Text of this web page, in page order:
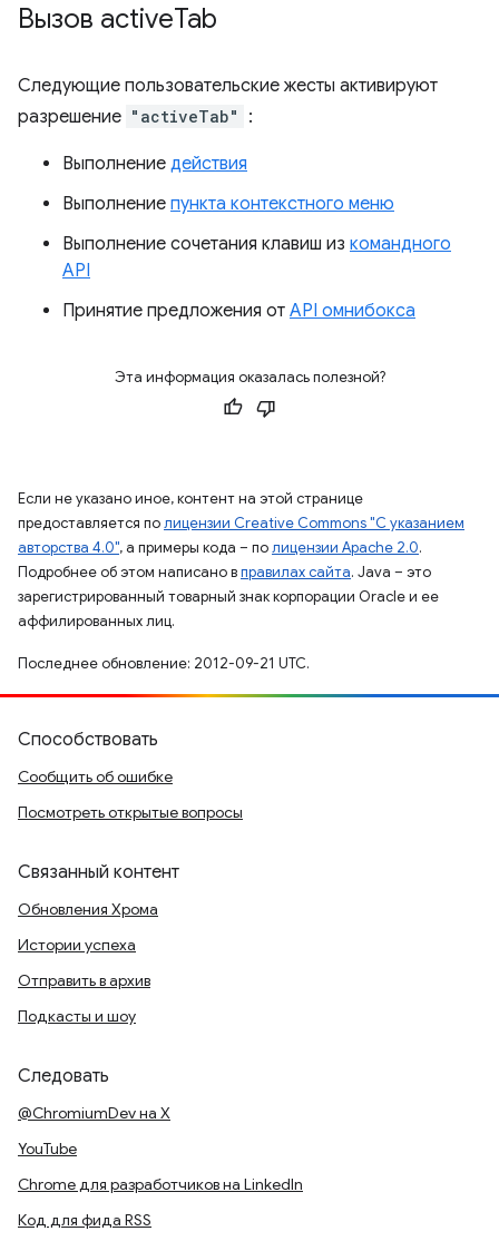
Вызов activeTab
Следующие пользовательские жесты активируют
разрешение "activeTab" :
Выполнение действия
Выполнение пункта контекстного меню
Выполнение сочетания клавиш из командного
API
Принятие предложения от API омнибокса
Эта информация оказалась полезной?
Если не указано иное, контент на этой странице
предоставляется полицензии Creative Commons "С указанием
авторства 4.0", а примеры кода – полицензии Apache 2.0.
Подробнее об этом написано вправилах сайта. Java – это
зарегистрированный товарный знак корпорации Oracle и ее
аффилированных лиц.
Последнее обновление: 2012-09-21 UTC.
Способствовать
Сообщить об ошибке
Посмотреть открытые вопросы
Связанный контент
Обновления Хрома
Истории успеха
Отправить в архив
Подкасты и шоу
Следовать
@ChromiumDev на X
YouTube
Chrome для разработчиков на LinkedIn
Код для фида RSS